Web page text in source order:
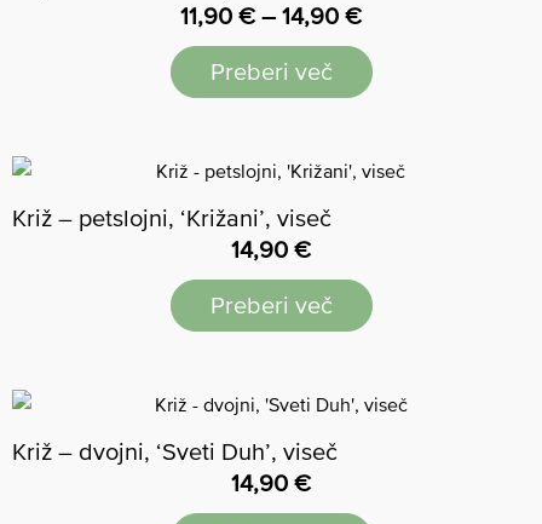
11,90 € – 14,90 €
Preberi več
Križ – petslojni, ‘Križani’, viseč
14,90 €
Preberi več
Križ – dvojni, ‘Sveti Duh’, viseč
14,90 €